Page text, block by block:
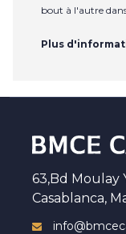
bout à l'autre
Plus
63,Bd Moulay
Casablanca,